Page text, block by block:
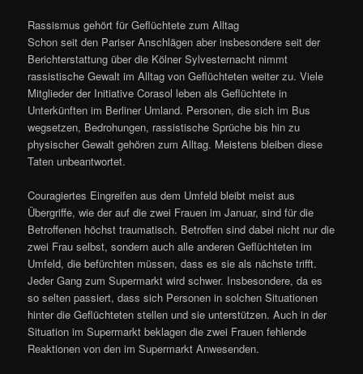
Rassismus gehört für Geflüchtete zum Alltag
Schon seit den Pariser Anschlägen aber insbesondere seit der
Berichterstattung über die Kölner Sylvesternacht nimmt
rassistische Gewalt im Alltag von Geflüchteten weiter zu. Viele
Mitglieder der Initiative Corasol leben als Geflüchtete in
Unterkünften im Berliner Umland. Personen, die sich im Bus
wegsetzen, Bedrohungen, rassistische Sprüche bis hin zu
physischer Gewalt gehören zum Alltag. Meistens bleiben diese
Taten unbeantwortet.
Couragiertes Eingreifen aus dem Umfeld bleibt meist aus
Übergriffe, wie der auf die zwei Frauen im Januar, sind für die
Betroffenen höchst traumatisch. Betroffen sind dabei nicht nur die
zwei Frau selbst, sondern auch alle anderen Geflüchteten im
Umfeld, die befürchten müssen, dass es sie als nächste trifft.
Jeder Gang zum Supermarkt wird schwer. Insbesondere, da es
so selten passiert, dass sich Personen in solchen Situationen
hinter die Geflüchteten stellen und sie unterstützen. Auch in der
Situation im Supermarkt beklagen die zwei Frauen fehlende
Reaktionen von den im Supermarkt Anwesenden.